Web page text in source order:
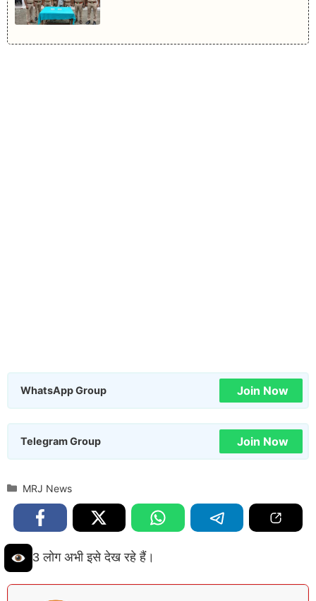
WhatsApp Group Join Now
Telegram Group Join Now
Categories
MRJ News
3 लोग अभी इसे देख रहे हैं।